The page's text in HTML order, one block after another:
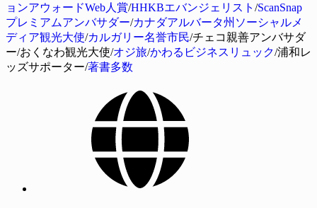
ョンアウォードWeb人賞/HHKBエバンジェリスト /ScanSnap
プレミアムアンバサダー/カナダアルバータ州ソーシャルメ
ディア観光大使/カルガリー名誉市民/チェコ親善アンバサダ
ー/おくなわ観光大使/オジ旅/かわるビジネスリュック/浦和レ
ッズサポーター/著書多数